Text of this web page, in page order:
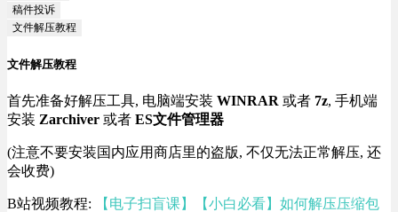
稿件投诉
文件解压教程
文件解压教程
首先准备好解压工具, 电脑端安装 WINRAR 或者 7z, 手机端
安装 Zarchiver 或者 ES文件管理器
(注意不要安装国内应用商店里的盗版, 不仅无法正常解压, 还
会收费)
B站视频教程: 【电子扫盲课】【小白必看】如何解压压缩包